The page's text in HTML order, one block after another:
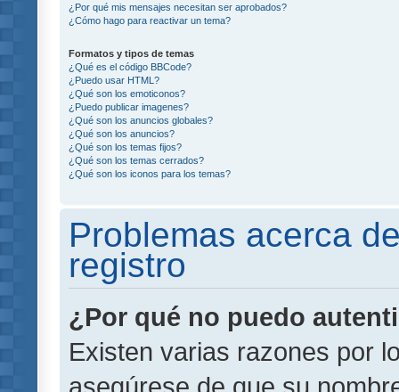
¿Por qué mis mensajes necesitan ser aprobados?
¿Cómo hago para reactivar un tema?
Formatos y tipos de temas
¿Qué es el código BBCode?
¿Puedo usar HTML?
¿Qué son los emoticonos?
¿Puedo publicar imagenes?
¿Qué son los anuncios globales?
¿Qué son los anuncios?
¿Qué son los temas fijos?
¿Qué son los temas cerrados?
¿Qué son los iconos para los temas?
Problemas acerca
registro
¿Por qué no puedo
Existen varias razones por
asegúrese de que su